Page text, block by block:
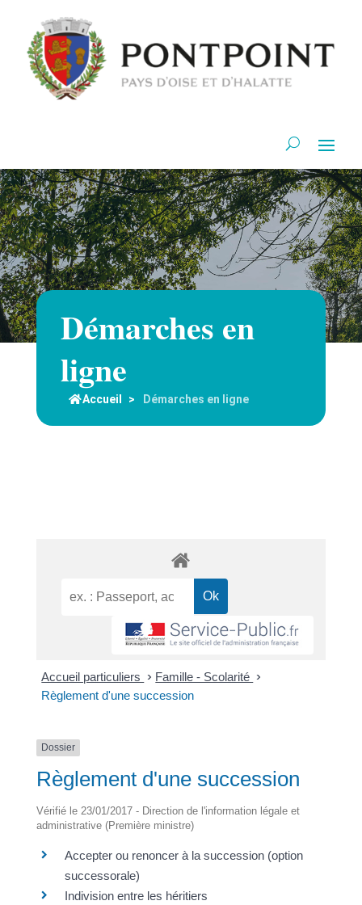
Démarches en
ligne
Accueil > Démarches en ligne
Accueil particuliers > Famille - Scolarité >
Règlement d'une succession
Dossier
Règlement d'une succession
Vérifié le 23/01/2017 - Direction de l'information légale et
administrative (Première ministre)
Accepter ou renoncer à la succession (option
successorale)
Indivision entre les héritiers